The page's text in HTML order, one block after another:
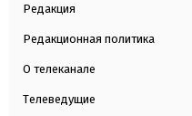
Редакция
Редакционная политика
О телеканале
Телеведущие